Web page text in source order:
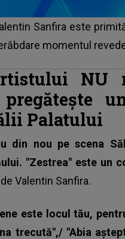
Sanfira este
momentul
NU
Palatului
din nou pe scena
"Zestrea" este un
Valentin Sanfira.
este locul tău,
trecută",/ "Abia